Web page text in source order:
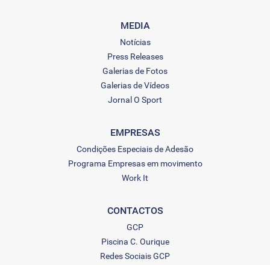
MEDIA
Notícias
Press Releases
Galerias de Fotos
Galerias de Vídeos
Jornal O Sport
EMPRESAS
Condições Especiais de Adesão
Programa Empresas em movimento
Work It
CONTACTOS
GCP
Piscina C. Ourique
Redes Sociais GCP